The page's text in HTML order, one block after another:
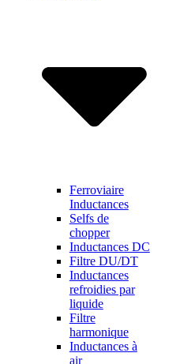
Ferroviaire
Inductances
Selfs de
chopper
Inductances DC
Filtre DU/DT
Inductances
refroidies par
liquide
Filtre
harmonique
Inductances à
air